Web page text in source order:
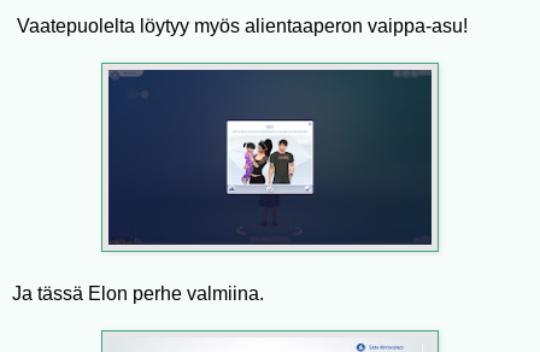
Vaatepuolelta löytyy myös alientaaperon vaippa-asu!
Ja tässä Elon perhe valmiina.